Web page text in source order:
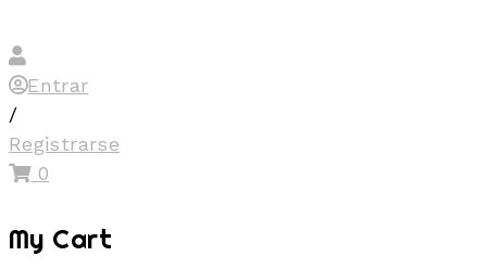
Entrar
/
Registrarse
0
My Cart